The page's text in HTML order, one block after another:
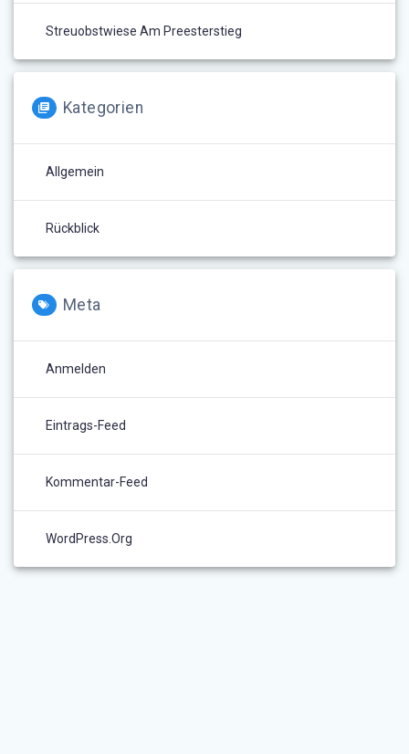
Streuobstwiese Am Preesterstieg
Kategorien
Allgemein
Rückblick
Meta
Anmelden
Eintrags-Feed
Kommentar-Feed
WordPress.org